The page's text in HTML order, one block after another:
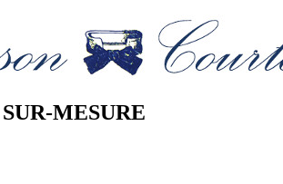
MESURE